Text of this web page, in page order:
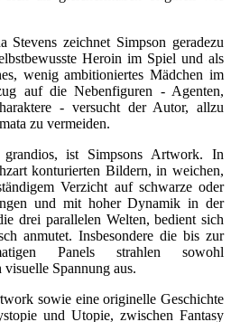
Stevens zeichnet Simpson geradezu
Heroin im Spiel und als
wenig ambitioniertes Mädchen im
auf die Nebenfiguren - Agenten,
- versucht der Autor, allzu
zu vermeiden.
grandios, ist Simpsons Artwork. In
konturierten Bildern, in weichen,
Verzicht auf schwarze oder
und mit hoher Dynamik in der
drei parallelen Welten, bedient sich
anmutet. Insbesondere die bis zur
Panels strahlen sowohl
Spannung aus.
sowie eine originelle Geschichte
und Utopie, zwischen Fantasy